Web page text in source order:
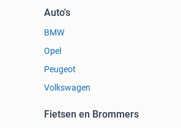
Auto's
BMW
Opel
Peugeot
Volkswagen
Fietsen en Brommers